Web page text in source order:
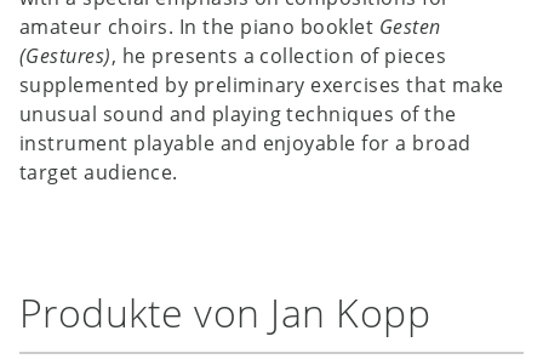
amateur choirs. In the piano booklet Gesten
(Gestures), he presents a collection of pieces
supplemented by preliminary exercises that make
unusual sound and playing techniques of the
instrument playable and enjoyable for a broad
target audience.
Produkte von Jan Kopp